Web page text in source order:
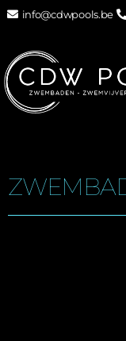
info@cdwpools.be